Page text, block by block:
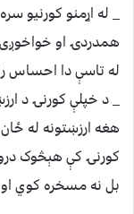
_ له اړمنو کورنیو
همدردۍ او
له تاسې دا احساس
_ د خپلې کورنۍ د
هغه ارزښتونه له
کورنۍ کې هېڅوک
بل نه مسخره کوي